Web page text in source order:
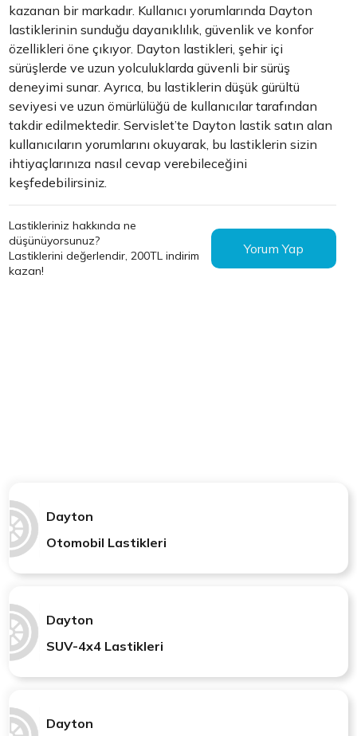
kazanan bir markadır. Kullanıcı yorumlarında Dayton
lastiklerinin sunduğu dayanıklılık, güvenlik ve konfor
özellikleri öne çıkıyor. Dayton lastikleri, şehir içi
sürüşlerde ve uzun yolculuklarda güvenli bir sürüş
deneyimi sunar. Ayrıca, bu lastiklerin düşük gürültü
seviyesi ve uzun ömürlülüğü de kullanıcılar tarafından
takdir edilmektedir. Servislet’te Dayton lastik satın alan
kullanıcıların yorumlarını okuyarak, bu lastiklerin sizin
ihtiyaçlarınıza nasıl cevap verebileceğini
keşfedebilirsiniz.
Lastikleriniz hakkında ne
düşünüyorsunuz?
Lastiklerini değerlendir, 200TL indirim
kazan!
Yorum Yap
Dayton
Otomobil Lastikleri
Dayton
SUV-4x4 Lastikleri
Dayton